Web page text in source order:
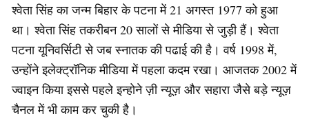
श्वेता सिंह का जन्म बिहार के पटना में 21 अगस्त 1977 को हुआ
था। श्वेता सिंह तकरीबन 20 सालों से मीडिया से जुड़ी हैं। श्वेता
पटना यूनिवर्सिटी से जब स्नातक की पढाई की है। वर्ष 1998 में,
उन्होंने इलेक्ट्रॉनिक मीडिया में पहला कदम रखा। आजतक 2002 में
ज्वाइन किया इससे पहले इन्होने ज़ी न्यूज़ और सहारा जैसे बड़े न्यूज़
चैनल में भी काम कर चुकी है।